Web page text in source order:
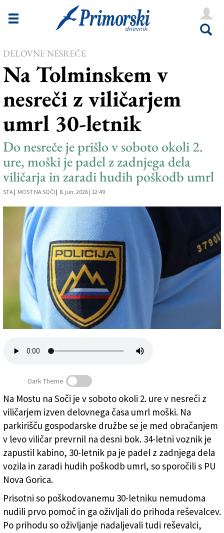
Novice
Goriška
Kultura
Šport
Še
Vreme
V Kioskih
Oglasi
Založnik
Zadruga PD
Naročnine
DELOVNE NESREČE
Na Tolminskem v
nesreči z viličarjem
umrl 30-letnik
Do nesreče je prišlo v soboto okoli 2.
ure, moški je padel z zadnjega dela
viličarja in zaradi hudih poškodb umrl
STA | MOST NA SOČI | 8. jun. 2026 | 12:49
Dogajanje preiskuje slovenska policija( Uradna FB stran
slovenske policije
Dark Theme
Na Mostu na Soči je v soboto okoli 2. ure v nesreči z
viličarjem izven delovnega časa umrl moški. Na
parkirišču gospodarske družbe se je med obračanjem
v levo viličar prevrnil na desni bok. 34-letni voznik je
zapustil kabino, 30-letnik pa je padel z zadnjega dela
vozila in zaradi hudih poškodb umrl, so sporočili s PU
Nova Gorica.
Prisotni so poškodovanemu 30-letniku nemudoma
nudili prvo pomoč in ga oživljali do prihoda reševalcev.
Po prihodu so oživljanje nadaljevali tudi reševalci,